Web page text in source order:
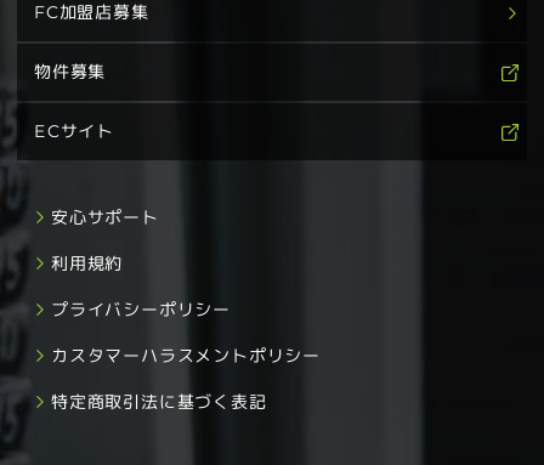
FC加盟店募集
物件募集
ECサイト
安心サポート
利用規約
プライバシーポリシー
カスタマーハラスメントポリシー
特定商取引法に基づく表記